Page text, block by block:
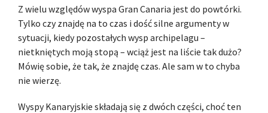
Z wielu względów wyspa Gran Canaria jest do powtórki.
Tylko czy znajdę na to czas i dość silne argumenty w
sytuacji, kiedy pozostałych wysp archipelagu –
nietkniętych moją stopą – wciąż jest na liście tak dużo?
Mówię sobie, że tak, że znajdę czas. Ale sam w to chyba
nie wierzę.
Wyspy Kanaryjskie składają się z dwóch części, choć ten